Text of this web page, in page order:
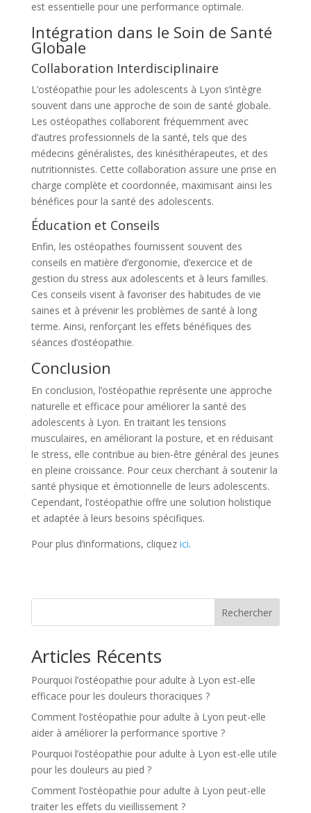
est essentielle pour une performance optimale.
Intégration dans le Soin de Santé
Globale
Collaboration Interdisciplinaire
L’ostéopathie pour les adolescents à Lyon s’intègre
souvent dans une approche de soin de santé globale.
Les ostéopathes collaborent fréquemment avec
d’autres professionnels de la santé, tels que des
médecins généralistes, des kinésithérapeutes, et des
nutritionnistes. Cette collaboration assure une prise en
charge complète et coordonnée, maximisant ainsi les
bénéfices pour la santé des adolescents.
Éducation et Conseils
Enfin, les ostéopathes fournissent souvent des
conseils en matière d’ergonomie, d’exercice et de
gestion du stress aux adolescents et à leurs familles.
Ces conseils visent à favoriser des habitudes de vie
saines et à prévenir les problèmes de santé à long
terme. Ainsi, renforçant les effets bénéfiques des
séances d’ostéopathie.
Conclusion
En conclusion, l’ostéopathie représente une approche
naturelle et efficace pour améliorer la santé des
adolescents à Lyon. En traitant les tensions
musculaires, en améliorant la posture, et en réduisant
le stress, elle contribue au bien-être général des jeunes
en pleine croissance. Pour ceux cherchant à soutenir la
santé physique et émotionnelle de leurs adolescents.
Cependant, l’ostéopathie offre une solution holistique
et adaptée à leurs besoins spécifiques.
Pour plus d’informations, cliquez ici.
Rechercher
Articles Récents
Pourquoi l’ostéopathie pour adulte à Lyon est-elle
efficace pour les douleurs thoraciques ?
Comment l’ostéopathie pour adulte à Lyon peut-elle
aider à améliorer la performance sportive ?
Pourquoi l’ostéopathie pour adulte à Lyon est-elle utile
pour les douleurs au pied ?
Comment l’ostéopathie pour adulte à Lyon peut-elle
traiter les effets du vieillissement ?